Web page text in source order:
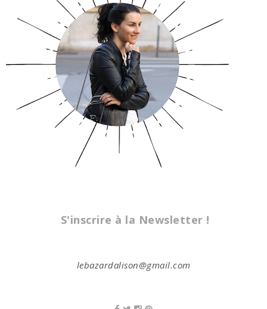
S'inscrire à la Newsletter !
lebazardalison@gmail.com